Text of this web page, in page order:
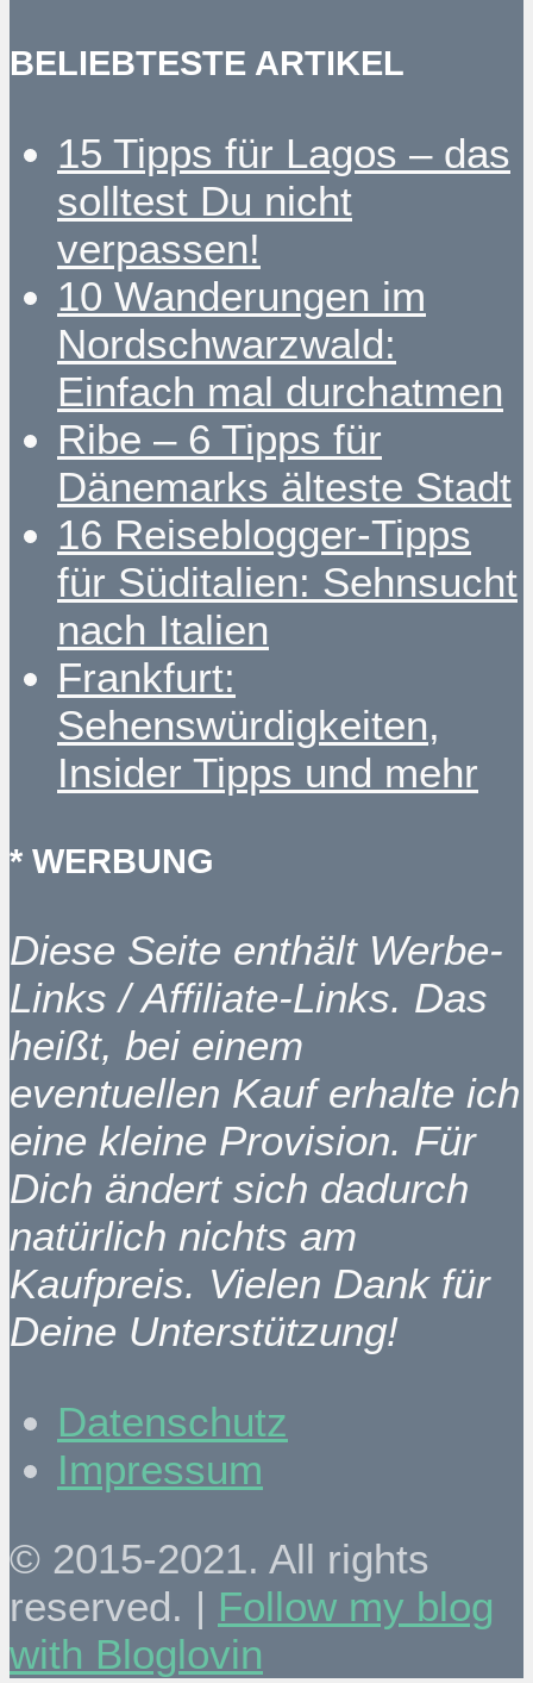
BELIEBTESTE ARTIKEL
15 Tipps für Lagos – das
solltest Du nicht
verpassen!
10 Wanderungen im
Nordschwarzwald:
Einfach mal durchatmen
Ribe – 6 Tipps für
Dänemarks älteste Stadt
16 Reiseblogger-Tipps
für Süditalien: Sehnsucht
nach Italien
Frankfurt:
Sehenswürdigkeiten,
Insider Tipps und mehr
* WERBUNG
Diese Seite enthält Werbe-
Links / Affiliate-Links. Das
heißt, bei einem
eventuellen Kauf erhalte ich
eine kleine Provision. Für
Dich ändert sich dadurch
natürlich nichts am
Kaufpreis. Vielen Dank für
Deine Unterstützung!
Datenschutz
Impressum
© 2015-2021. All rights
reserved. | Follow my blog
with Bloglovin